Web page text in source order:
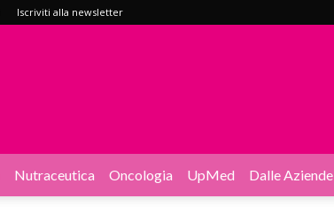
Iscriviti alla newsletter
Nutraceutica Oncologia UpMed Dalle Aziende